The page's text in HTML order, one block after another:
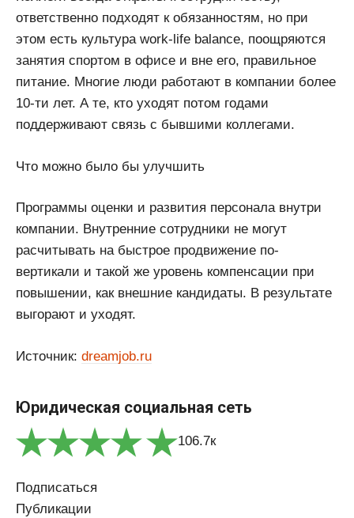
ответственно подходят к обязанностям, но при
этом есть культура work-life balance, поощряются
занятия спортом в офисе и вне его, правильное
питание. Многие люди работают в компании более
10-ти лет. А те, кто уходят потом годами
поддерживают связь с бывшими коллегами.
Что можно было бы улучшить
Программы оценки и развития персонала внутри
компании. Внутренние сотрудники не могут
расчитывать на быстрое продвижение по-
вертикали и такой же уровень компенсации при
повышении, как внешние кандидаты. В результате
выгорают и уходят.
Источник: dreamjob.ru
Юридическая социальная сеть
106.7к
Подписаться
Публикации